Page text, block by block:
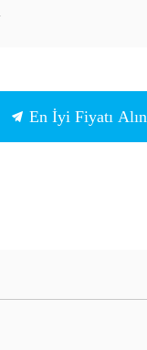
En İyi Fiyatı Alın